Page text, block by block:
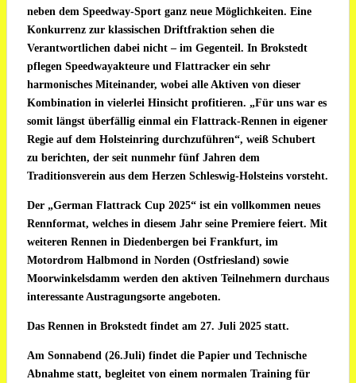
neben dem Speedway-Sport ganz neue Möglichkeiten. Eine
Konkurrenz zur klassischen Driftfraktion sehen die
Verantwortlichen dabei nicht – im Gegenteil. In Brokstedt
pflegen Speedwayakteure und Flattracker ein sehr
harmonisches Miteinander, wobei alle Aktiven von dieser
Kombination in vielerlei Hinsicht profitieren. „Für uns war es
somit längst überfällig einmal ein Flattrack-Rennen in eigener
Regie auf dem Holsteinring durchzuführen“, weiß Schubert
zu berichten, der seit nunmehr fünf Jahren dem
Traditionsverein aus dem Herzen Schleswig-Holsteins vorsteht.
Der „German Flattrack Cup 2025“ ist ein vollkommen neues
Rennformat, welches in diesem Jahr seine Premiere feiert. Mit
weiteren Rennen in Diedenbergen bei Frankfurt, im
Motordrom Halbmond in Norden (Ostfriesland) sowie
Moorwinkelsdamm werden den aktiven Teilnehmern durchaus
interessante Austragungsorte angeboten.
Das Rennen in Brokstedt findet am 27. Juli 2025 statt.
Am Sonnabend (26.Juli) findet die Papier und Technische
Abnahme statt, begleitet von einem normalen Training für